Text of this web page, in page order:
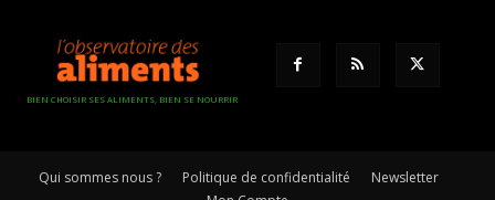
BIEN CHOISIR SES ALIMENTS, BIEN SE NOURRIR
Qui sommes nous ? Politique de confidentialité
Newsletter